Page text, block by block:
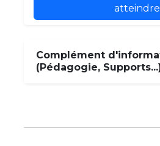
atteindre
Complément
(Pédagogie,